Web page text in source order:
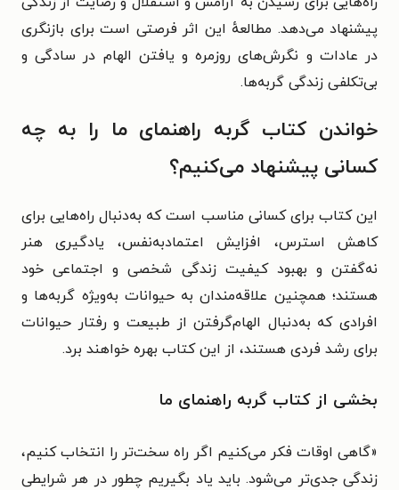
پیشنهاد می‌دهد. مطالعهٔ این اثر فرصتی است برای بازنگری
در عادات و نگرش‌های روزمره و یافتن الهام در سادگی و
بی‌تکلفی زندگی گربه‌ها.
خواندن کتاب گربه راهنمای ما را به چه
کسانی پیشنهاد می‌کنیم؟
این کتاب برای کسانی مناسب است که به‌دنبال راه‌هایی برای
کاهش استرس، افزایش اعتمادبه‌نفس، یادگیری هنر
نه‌گفتن و بهبود کیفیت زندگی شخصی و اجتماعی خود
هستند؛ همچنین علاقه‌مندان به حیوانات به‌ویژه گربه‌ها و
افرادی که به‌دنبال الهام‌گرفتن از طبیعت و رفتار حیوانات
برای رشد فردی هستند، از این کتاب بهره خواهند برد.
بخشی از کتاب گربه راهنمای ما
«گاهی اوقات فکر می‌کنیم اگر راه سخت‌تر را انتخاب کنیم،
زندگی جدی‌تر می‌شود. باید یاد بگیریم چطور در هر شرایطی